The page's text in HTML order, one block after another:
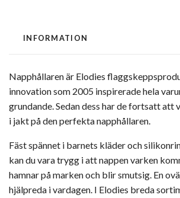
INFORMATION
Napphållaren är Elodies
innovation som 2005 inspirerade hela
grundande. Sedan dess har de fortsatt att
i jakt på den perfekta napphållaren.
Fäst spännet i barnets kläder och
kan du vara trygg i att nappen varken
hamnar på marken och blir smutsig. En
hjälpreda i vardagen. I Elodies breda